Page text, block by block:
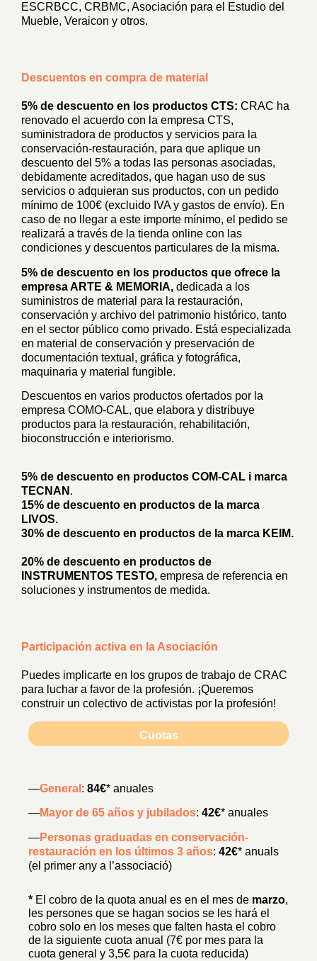
ESCRBCC, CRBMC, Asociación para el Estudio del
Mueble, Veraicon y otros.
Descuentos en compra de material
5% de descuento en los productos CTS: CRAC ha
renovado el acuerdo con la empresa CTS,
suministradora de productos y servicios para la
conservación-restauración, para que aplique un
descuento del 5% a todas las personas asociadas,
debidamente acreditados, que hagan uso de sus
servicios o adquieran sus productos, con un pedido
mínimo de 100€ (excluido IVA y gastos de envío). En
caso de no llegar a este importe mínimo, el pedido se
realizará a través de la tienda online con las
condiciones y descuentos particulares de la misma.
5% de descuento en los productos que ofrece la
empresa ARTE & MEMORIA, dedicada a los
suministros de material para la restauración,
conservación y archivo del patrimonio histórico, tanto
en el sector público como privado. Está especializada
en material de conservación y preservación de
documentación textual, gráfica y fotográfica,
maquinaria y material fungible.
Descuentos en varios productos ofertados por la
empresa COMO-CAL, que elabora y distribuye
productos para la restauración, rehabilitación,
bioconstrucción e interiorismo.
5% de descuento en productos COM-CAL i marca
TECNAN .
15% de descuento en productos de la marca
LIVOS.
30% de descuento en productos de la marca KEIM.
20% de descuento en productos de
INSTRUMENTOS TESTO, empresa de referencia en
soluciones y instrumentos de medida.
Participación activa en la Asociación
Puedes implicarte en los grupos de trabajo de CRAC
para luchar a favor de la profesión. ¡Queremos
construir un colectivo de activistas por la profesión!
Cuotas
—General : 84€* anuales
—Mayor de 65 años y jubilados: 42€* anuales
—Personas graduadas en conservación-
restauración en los últimos 3 años: 42€* anuals
(el primer any a l’associació)
* El cobro de la quota anual es en el mes de marzo,
les persones que se hagan socios se les hará el
cobro solo en los meses que falten hasta el cobro
de la siguiente cuota anual (7€ por mes para la
cuota general y 3,5€ para la cuota reducida)